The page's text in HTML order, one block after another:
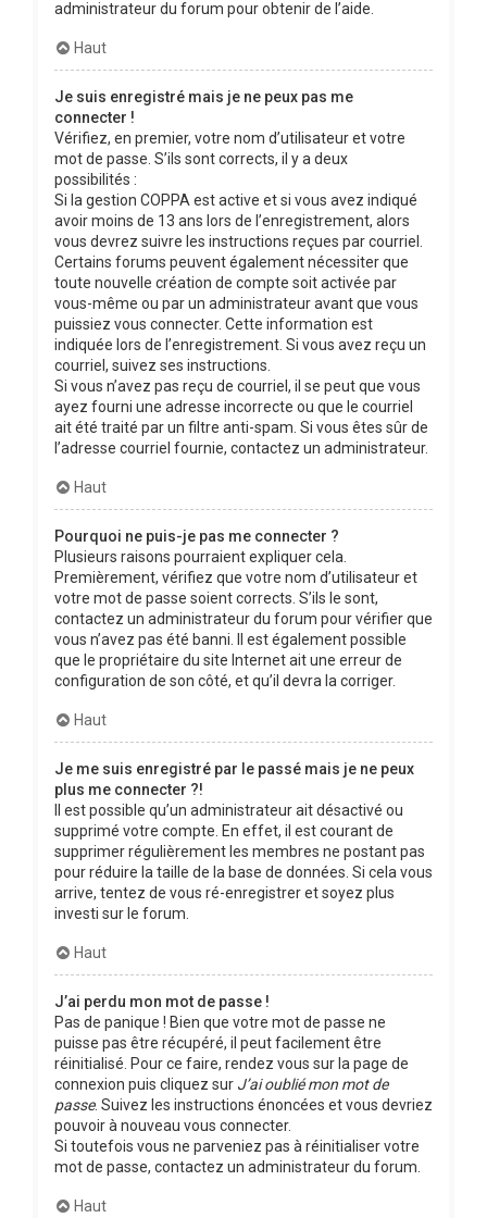
administrateur du forum pour obtenir de l’aide.
Haut
Je suis enregistré mais je ne peux pas me
connecter !
Vérifiez, en premier, votre nom d’utilisateur et votre
mot de passe. S’ils sont corrects, il y a deux
possibilités :
Si la gestion COPPA est active et si vous avez indiqué
avoir moins de 13 ans lors de l’enregistrement, alors
vous devrez suivre les instructions reçues par courriel.
Certains forums peuvent également nécessiter que
toute nouvelle création de compte soit activée par
vous-même ou par un administrateur avant que vous
puissiez vous connecter. Cette information est
indiquée lors de l’enregistrement. Si vous avez reçu un
courriel, suivez ses instructions.
Si vous n’avez pas reçu de courriel, il se peut que vous
ayez fourni une adresse incorrecte ou que le courriel
ait été traité par un filtre anti-spam. Si vous êtes sûr de
l’adresse courriel fournie, contactez un administrateur.
Haut
Pourquoi ne puis-je pas me connecter ?
Plusieurs raisons pourraient expliquer cela.
Premièrement, vérifiez que votre nom d’utilisateur et
votre mot de passe soient corrects. S’ils le sont,
contactez un administrateur du forum pour vérifier que
vous n’avez pas été banni. Il est également possible
que le propriétaire du site Internet ait une erreur de
configuration de son côté, et qu’il devra la corriger.
Haut
Je me suis enregistré par le passé mais je ne peux
plus me connecter ?!
Il est possible qu’un administrateur ait désactivé ou
supprimé votre compte. En effet, il est courant de
supprimer régulièrement les membres ne postant pas
pour réduire la taille de la base de données. Si cela vous
arrive, tentez de vous ré-enregistrer et soyez plus
investi sur le forum.
Haut
J’ai perdu mon mot de passe !
Pas de panique ! Bien que votre mot de passe ne
puisse pas être récupéré, il peut facilement être
réinitialisé. Pour ce faire, rendez vous sur la page de
connexion puis cliquez sur J’ai oublié mon mot de
passe. Suivez les instructions énoncées et vous devriez
pouvoir à nouveau vous connecter.
Si toutefois vous ne parveniez pas à réinitialiser votre
mot de passe, contactez un administrateur du forum.
Haut